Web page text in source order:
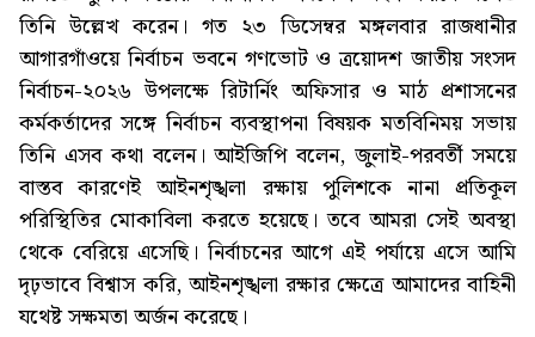
তিনি উল্লেখ করেন। গত ২৩ ডিসেম্বর মঙ্গলবার রাজধানীর
আগারগাঁওয়ে নির্বাচন ভবনে গণভোট ও ত্রয়োদশ জাতীয় সংসদ
নির্বাচন-২০২৬ উপলক্ষে রিটার্নিং অফিসার ও মাঠ প্রশাসনের
কর্মকর্তাদের সঙ্গে নির্বাচন ব্যবস্থাপনা বিষয়ক মতবিনিময় সভায়
তিনি এসব কথা বলেন। আইজিপি বলেন, জুলাই-পরবর্তী সময়ে
বাস্তব কারণেই আইনশৃঙ্খলা রক্ষায় পুলিশকে নানা প্রতিকূল
পরিস্থিতির মোকাবিলা করতে হয়েছে। তবে আমরা সেই অবস্থা
থেকে বেরিয়ে এসেছি। নির্বাচনের আগে এই পর্যায়ে এসে আমি
দৃঢ়ভাবে বিশ্বাস করি, আইনশৃঙ্খলা রক্ষার ক্ষেত্রে আমাদের বাহিনী
যথেষ্ট সক্ষমতা অর্জন করেছে।